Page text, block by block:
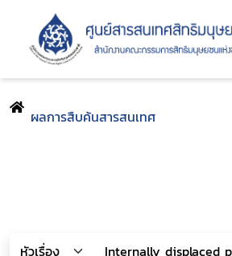
ผลการสืบค้นสารสนเทศ